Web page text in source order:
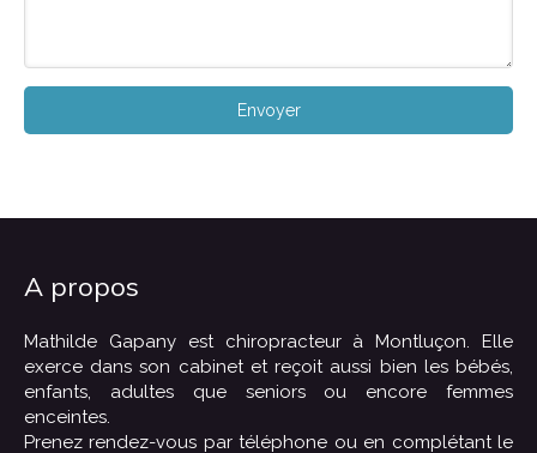
Envoyer
A propos
Mathilde Gapany est chiropracteur à Montluçon. Elle
exerce dans son cabinet et reçoit aussi bien les bébés,
enfants, adultes que seniors ou encore femmes
enceintes.
Prenez rendez-vous par téléphone ou en complétant le